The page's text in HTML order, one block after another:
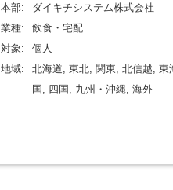
本部:
ダイキチシステム株式会社
業種:
飲食・宅配
対象:
個人
地域:
北海道, 東北, 関東, 北信越, 東
国, 四国, 九州・沖縄, 海外